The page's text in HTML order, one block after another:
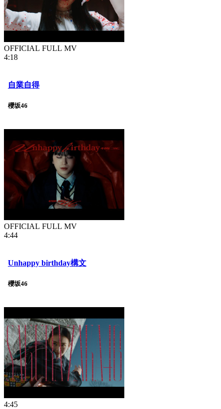
OFFICIAL FULL MV
4:18
自業自得
櫻坂46
OFFICIAL FULL MV
4:44
Unhappy birthday構文
櫻坂46
4:45